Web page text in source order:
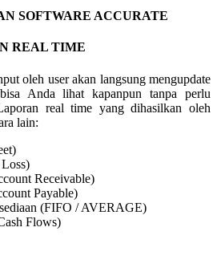
SOFTWARE ACCURATE
REAL TIME
oleh user akan langsung mengupdate
Anda lihat kapanpun tanpa perlu
real time yang dihasilkan oleh
lain:
Receivable)
Payable)
(FIFO / AVERAGE)
Flows)